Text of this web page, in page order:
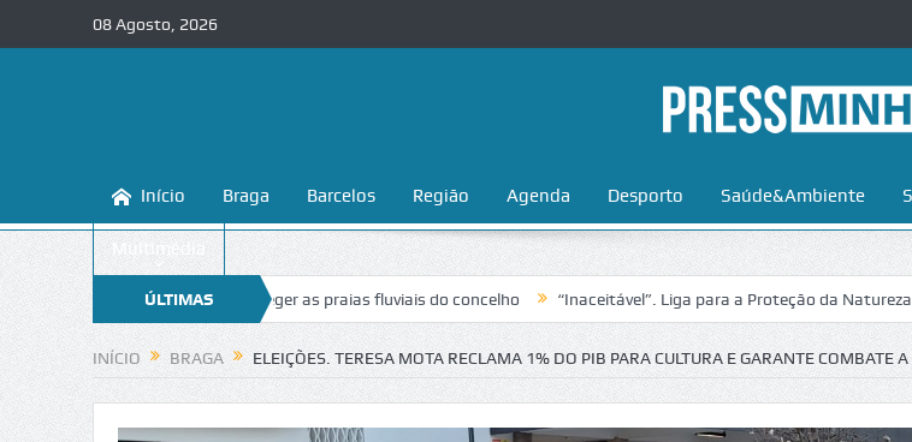
08 Agosto, 2026
Início Braga Barcelos Região Agenda Desporto Saúde&Ambiente
Multimédia
ÚLTIMAS
NOTÍCIAS
a conhecer e proteger as praias fluviais do concelho “Inaceitável”. Liga para a Proteção da Natureza contesta
INÍCIO BRAGA ELEIÇÕES. TERESA MOTA RECLAMA 1% DO PIB PARA CULTURA E GARANTE COMBATE